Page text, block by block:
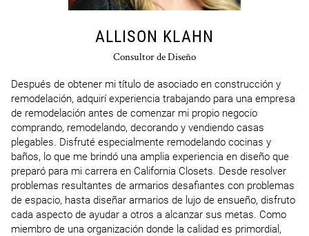
ALLISON KLAHN
Consultor de Diseño
Después de obtener mi título de asociado en construcción y
remodelación, adquirí experiencia trabajando para una empresa
de remodelación antes de comenzar mi propio negocio
comprando, remodelando, decorando y vendiendo casas
plegables. Disfruté especialmente remodelando cocinas y
baños, lo que me brindó una amplia experiencia en diseño que
preparó para mi carrera en California Closets. Desde resolver
problemas resultantes de armarios desafiantes con problemas
de espacio, hasta diseñar armarios de lujo de ensueño, disfruto
cada aspecto de ayudar a otros a alcanzar sus metas. Como
miembro de una organización donde la calidad es primordial,